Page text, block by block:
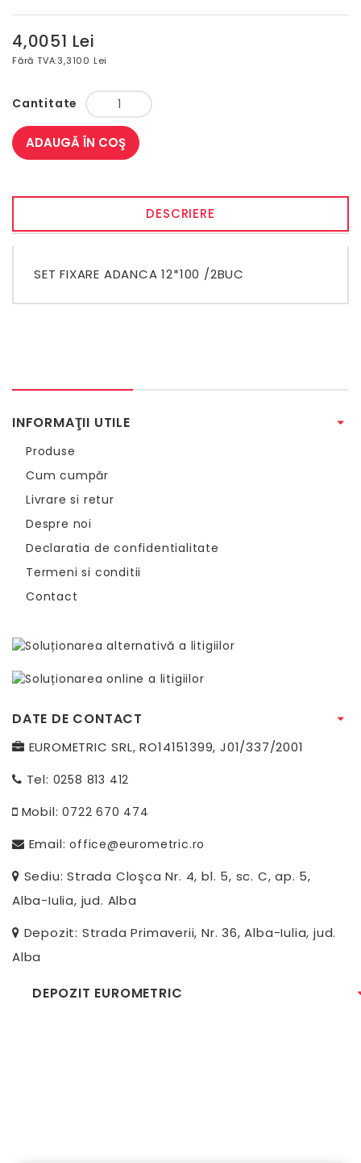
4,0051 Lei
Fără TVA:3,3100 Lei
Cantitate
ADAUGĂ ÎN COŞ
DESCRIERE
SET FIXARE ADANCA 12*100 /2BUC
INFORMAŢII UTILE
Produse
Cum cumpăr
Livrare si retur
Despre noi
Declaratia de confidentialitate
Termeni si conditii
Contact
DATE DE CONTACT
EUROMETRIC SRL, RO14151399, J01/337/2001
Tel: 0258 813 412
Mobil:0722 670 474
Email:office@eurometric.ro
Sediu: Strada Cloşca Nr. 4, bl. 5, sc. C, ap. 5,
Alba-Iulia, jud. Alba
Depozit: Strada Primaverii, Nr. 36, Alba-Iulia, jud.
Alba
DEPOZIT EUROMETRIC